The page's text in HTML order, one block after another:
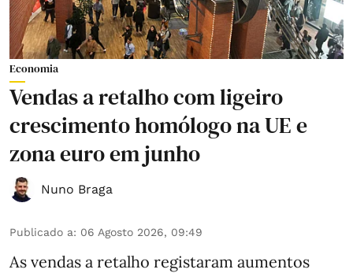
Economia
Vendas a retalho com ligeiro
crescimento homólogo na UE e
zona euro em junho
Nuno Braga
Publicado a: 06 Agosto 2026, 09:49
As vendas a retalho registaram aumentos